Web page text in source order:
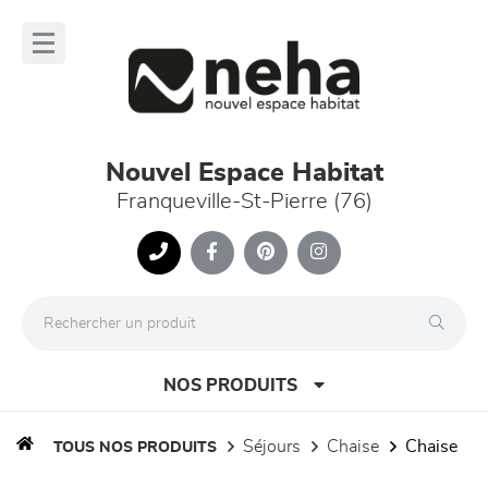
Nouvel Espace Habitat
Franqueville-St-Pierre (76)
NOS PRODUITS
TOUS NOS PRODUITS séjours chaise chaise